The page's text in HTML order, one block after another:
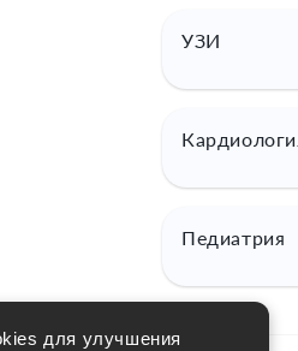
УЗИ
Педиатрия
для улучшения